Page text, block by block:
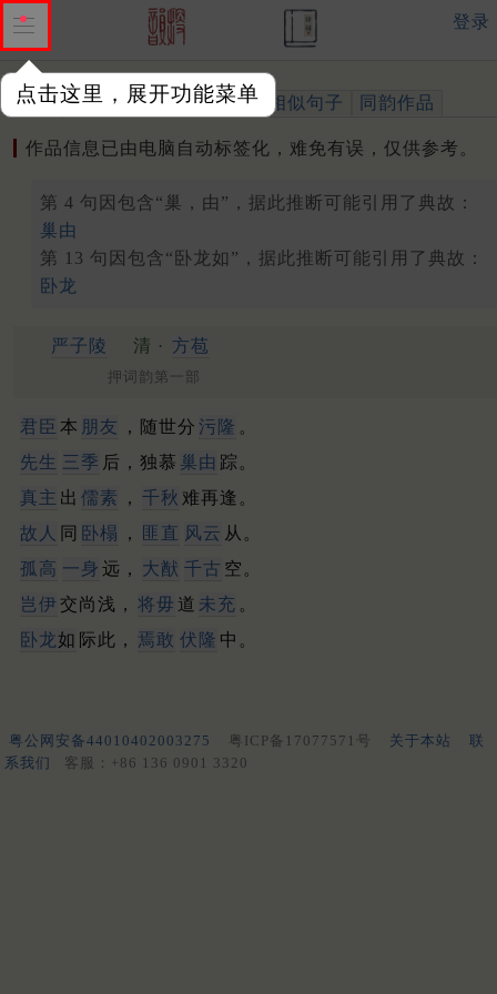
点击这里，展开功能菜单
登录
作品 标注四声 出处、引用 相似句子 同韵作品
作品信息已由电脑自动标签化，难免有误，仅供参考。
第 4 句因包含“巢，由”，据此推断可能引用了典故：
巢由
第 13 句因包含“卧龙如”，据此推断可能引用了典故：
卧龙
严子陵 清 · 方苞
押词韵第一部
君臣 本 朋友 ，随世分 污隆 。
先生 三季 后，独慕 巢由 踪。
真主 出 儒素 ， 千秋 难再逢。
故人 同 卧榻 ， 匪直 风云 从。
孤高 一身 远， 大猷 千古 空。
岂伊 交尚浅， 将毋 道 未充 。
卧龙如 际此， 焉敢 伏隆 中。
粤公网安备44010402003275 粤ICP备17077571号 关于本站
联
系我们
客服：+86 136 0901 3320